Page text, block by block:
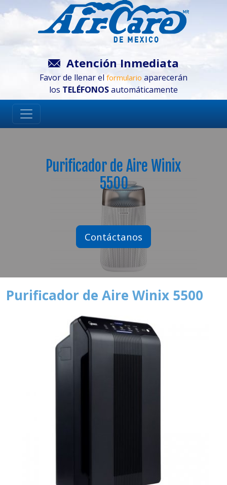
Atención Inmediata
Favor de llenar el formulario aparecerán
los TELÉFONOSautomáticamente
Purificador de Aire Winix
5500
Contáctanos
Purificador de Aire Winix 5500